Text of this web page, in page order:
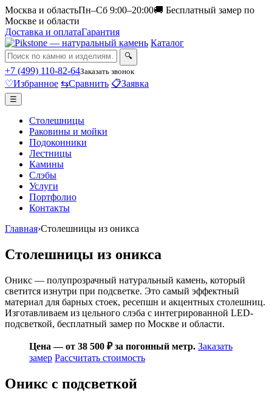
Москва и областьПн–Сб 9:00–20:00🚚 Бесплатный замер по
Москве и области
Доставка и оплатаГарантия
Каталог
🔍
+7 (499) 110-82-64Заказать звонок
♡Избранное ⇆Сравнить 📋Заявка
☰
Столешницы
Раковины и мойки
Подоконники
Лестницы
Камины
Слэбы
Услуги
Портфолио
Контакты
Главная›Столешницы из оникса
Столешницы из оникса
Оникс — полупрозрачный натуральный камень, который
светится изнутри при подсветке. Это самый эффектный
материал для барных стоек, ресепшн и акцентных столешниц.
Изготавливаем из цельного слэба с интегрированной LED-
подсветкой, бесплатный замер по Москве и области.
Цена — от 38 500 ₽ за погонный метр. Заказать
замер Рассчитать стоимость
Оникс с подсветкой